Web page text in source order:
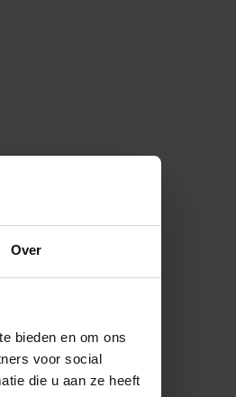
Over
bieden en om ons
voor social
die u aan ze heeft